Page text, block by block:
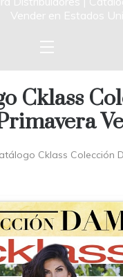
Vender en Estados
Cklass
Cklass Colección